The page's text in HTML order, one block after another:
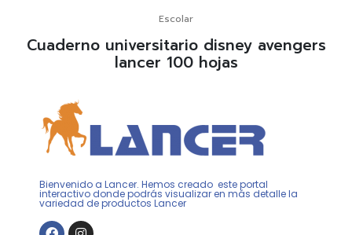
Escolar
Cuaderno universitario disney avengers
lancer 100 hojas
Bienvenido a Lancer. Hemos creado este portal
interactivo donde podrás visualizar en más detalle la
variedad de productos Lancer